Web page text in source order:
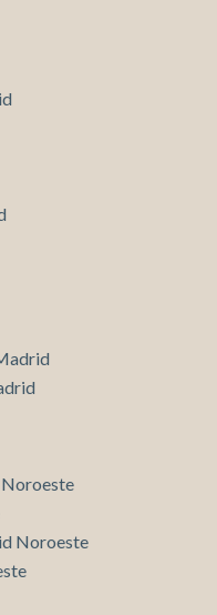
Noroeste
Noroeste
podrá ocasionar
del
tipo de cookies se
de la web para la
de los usuarios con
del análisis de los
del usuario para
y para ofrecer una
información
personales del usuario
publicidad